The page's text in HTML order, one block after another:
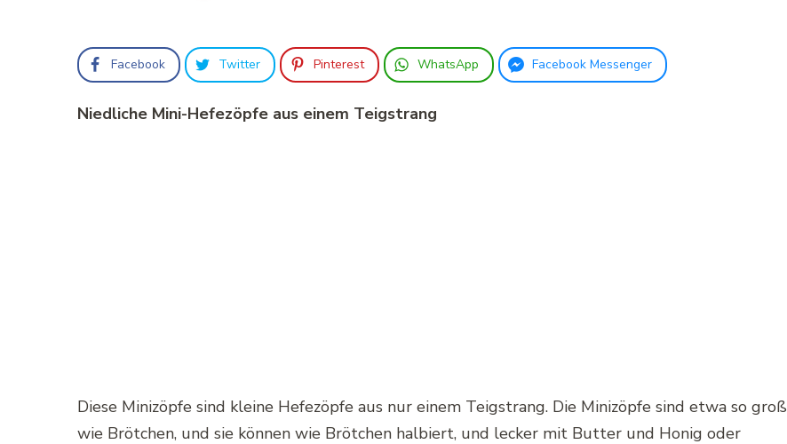
Facebook Twitter Pinterest WhatsApp Facebook Messenger
Niedliche Mini-Hefezöpfe aus einem Teigstrang
Diese Minizöpfe sind kleine Hefezöpfe aus nur einem Teigstrang. Die Minizöpfe sind etwa so groß
wie Brötchen, und sie können wie Brötchen halbiert, und lecker mit Butter und Honig oder